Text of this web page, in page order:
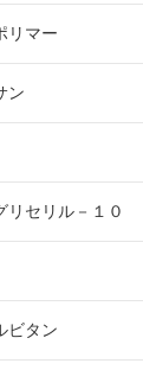
リマー
ン
リセリル－１０
ビタン